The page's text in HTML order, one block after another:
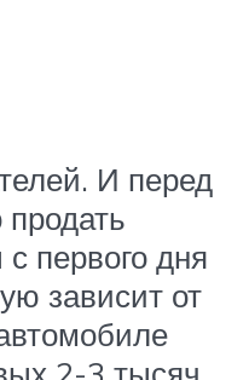
И перед
первого дня
зависит от